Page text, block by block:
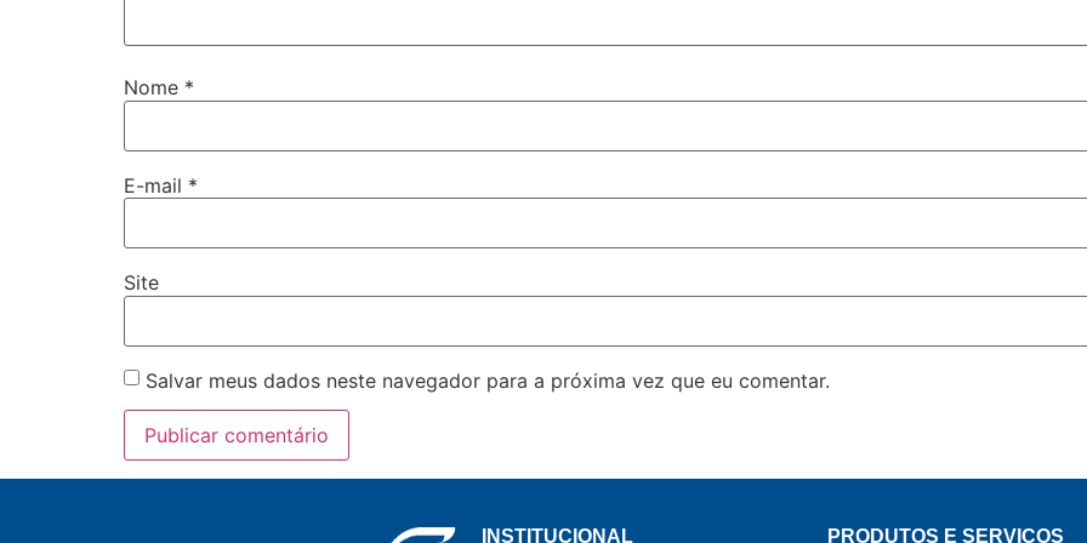
Nome *
E-mail *
Site
Salvar meus dados neste navegador para a próxima vez que eu comentar.
INSTITUCIONAL PRODUTOS E SERVIÇOS